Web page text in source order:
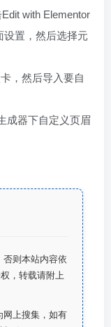
with Elementor
设置，然后选择元
，然后导入要自
成器下自定义页眉
否则本站内容依
，转载请附上
网上搜集，如有